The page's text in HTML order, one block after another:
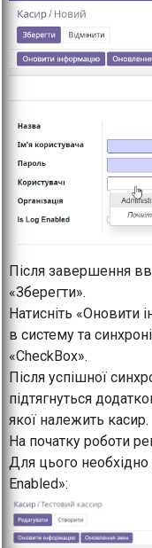
Після завершення
«Зберегти».
Натисніть «Оновити
в систему та
«CheckBox».
Після успішної
підтягнуться
якої належить касир.
На початку роботи
Для цього
Enabled»: